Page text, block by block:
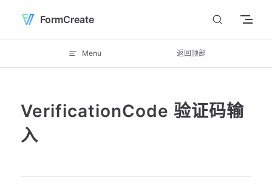
Skip to content
FormCreate
Menu 返回顶部
VerificationCode 验证码输
入